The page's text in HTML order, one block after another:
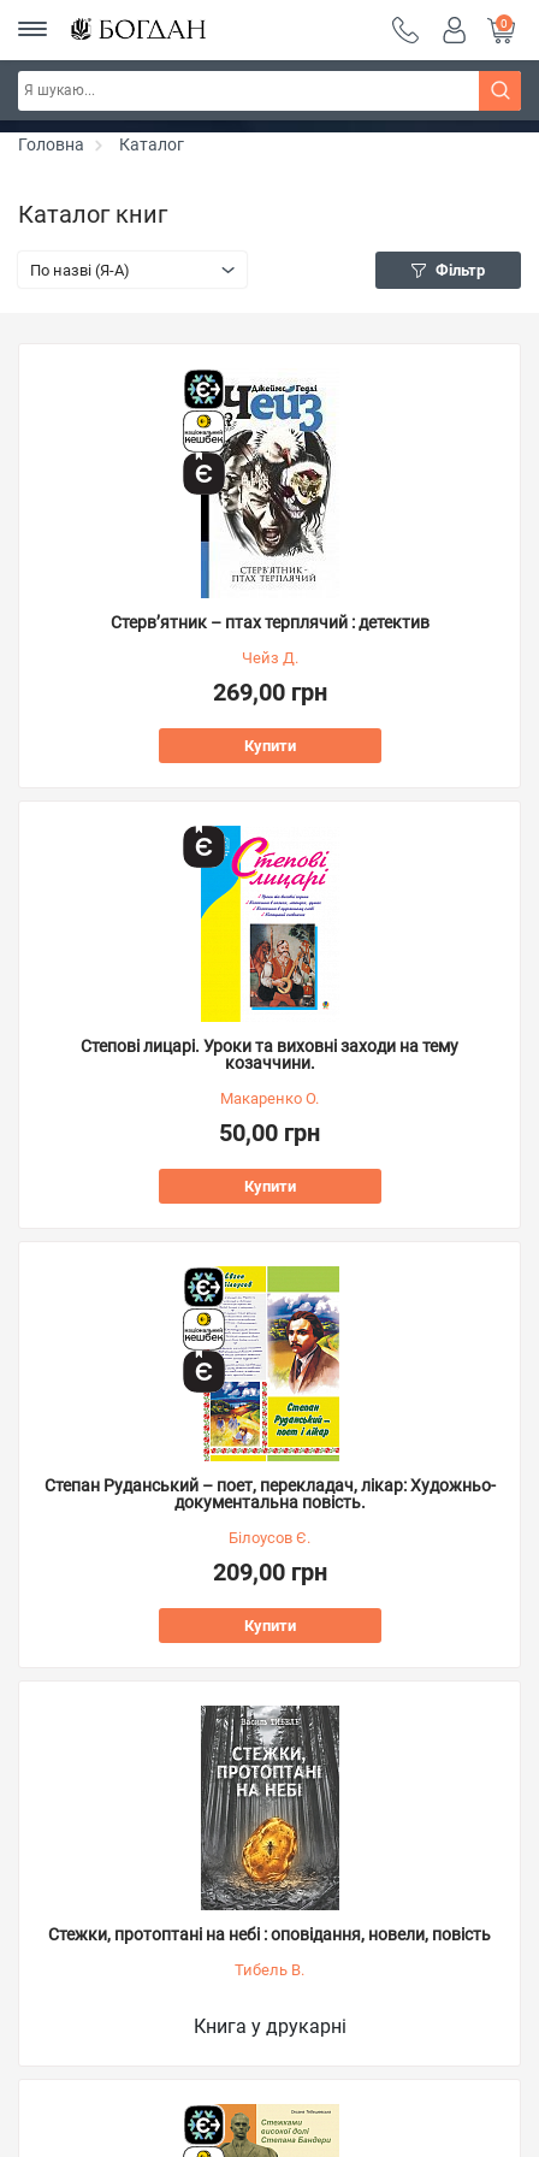
Серія "Вандербікери" ~ знижка 25%
0
Головна Каталог
Каталог книг
По назві (Я-А) Фільтр
Стерв’ятник – птах терплячий : детектив
Чейз Д.
269,00 грн
Купити
Степові лицарі. Уроки та виховні заходи на тему
козаччини.
Макаренко О.
50,00 грн
Купити
Степан Руданський – поет, перекладач, лікар: Художньо-
документальна повість.
Білоусов Є.
209,00 грн
Купити
Стежки, протоптані на небі : оповідання, новели, повість
Тибель В.
Книга у друкарні